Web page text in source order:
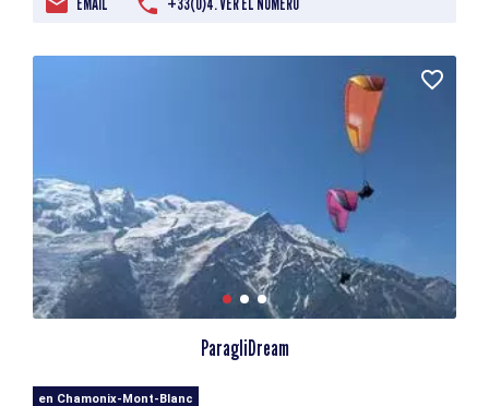
ParagliDream
en Chamonix-Mont-Blanc